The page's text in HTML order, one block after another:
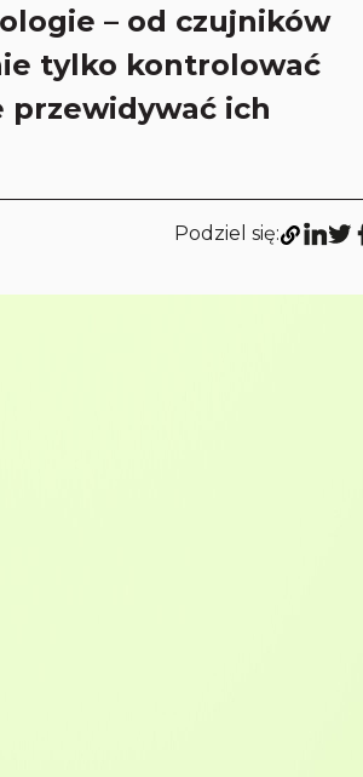
– od czujników
tylko kontrolować
przewidywać ich
Podziel się: